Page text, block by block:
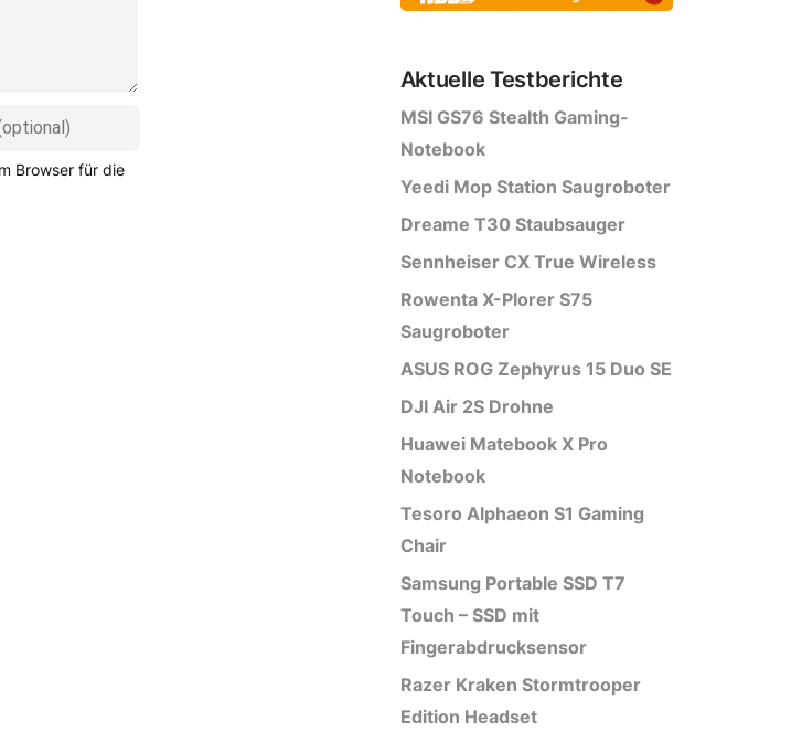
Browser für die
Aktuelle Testberichte
MSI GS76 Stealth Gaming-
Notebook
Yeedi Mop Station Saugroboter
Dreame T30 Staubsauger
Sennheiser CX True Wireless
Rowenta X-Plorer S75
Saugroboter
ASUS ROG Zephyrus 15 Duo SE
DJI Air 2S Drohne
Huawei Matebook X Pro
Notebook
Tesoro Alphaeon S1 Gaming
Chair
Samsung Portable SSD T7
Touch – SSD mit
Fingerabdrucksensor
Razer Kraken Stormtrooper
Edition Headset